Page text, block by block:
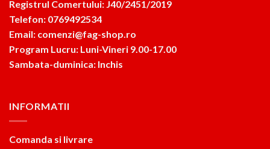
Registrul Comertului: J40/2451/2019
Telefon: 0769492534
Email: comenzi@fag-shop.ro
Program Lucru: Luni-Vineri 9.00-17.00
Sambata-duminica: Inchis
INFORMATII
Comanda si livrare